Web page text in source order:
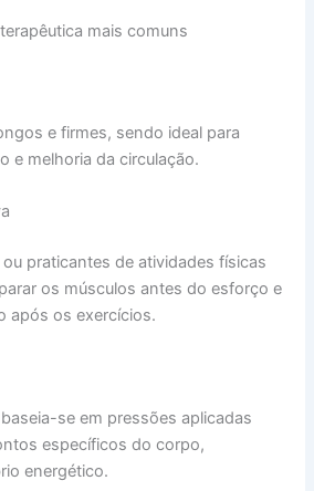
mais comuns
e firmes, sendo ideal para
e melhoria da circulação.
praticantes de atividades físicas
os músculos antes do esforço e
após os exercícios.
se em pressões aplicadas
específicos do corpo,
energético.